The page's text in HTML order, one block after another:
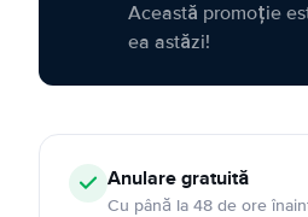
Această promoție
ea astăzi!
Anulare gratuită
Cu până la 48 de ore